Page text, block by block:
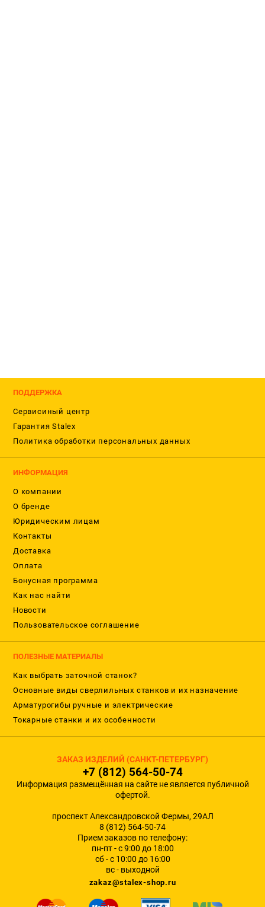
ПОДДЕРЖКА
Сервисиный центр
Гарантия Stalex
Политика обработки персональных данных
ИНФОРМАЦИЯ
О компании
О бренде
Юридическим лицам
Контакты
Доставка
Оплата
Бонусная программа
Как нас найти
Новости
Пользовательское соглашение
ПОЛЕЗНЫЕ МАТЕРИАЛЫ
Как выбрать заточной станок?
Основные виды сверлильных станков и их назначение
Арматурогибы ручные и электрические
Токарные станки и их особенности
ЗАКАЗ ИЗДЕЛИЙ (САНКТ-ПЕТЕРБУРГ)
+7 (812) 564-50-74
Информация размещённая на сайте не является публичной
офертой.
проспект Александровской Фермы, 29АЛ
8 (812) 564-50-74
Прием заказов по телефону:
пн-пт - с 9:00 до 18:00
сб - с 10:00 до 16:00
вс - выходной
zakaz@stalex-shop.ru